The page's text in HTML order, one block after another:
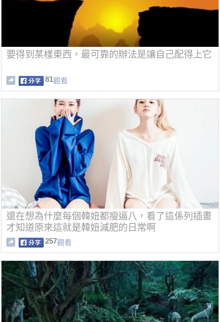
要得到某樣東西，最可靠的辦法是讓自己配得上它
81觀看
還在想為什麼每個韓妞都瘦逼八，看了這係列插畫
才知道原來這就是韓妞減肥的日常啊
257觀看